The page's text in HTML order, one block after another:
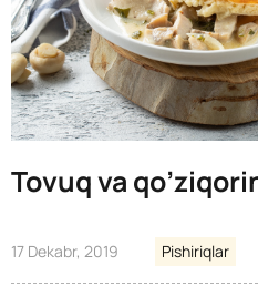
Tovuq va
17 Dekabr, 2019 Pishiriqlar